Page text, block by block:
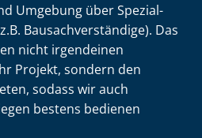
Umgebung über Spe­zi­al­
Bau­sach­ver­stän­di­ge). Das
nicht irgendeinen
Projekt, sondern den
sodass wir auch
bestens bedienen